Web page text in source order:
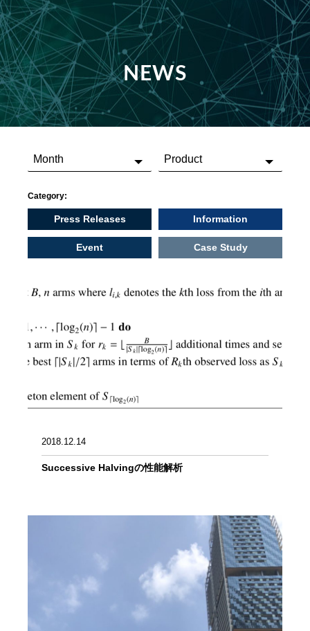
NEWS
Category:
Press Releases Information
Event Case Study
2018.12.14
Successive Halvingの性能解析